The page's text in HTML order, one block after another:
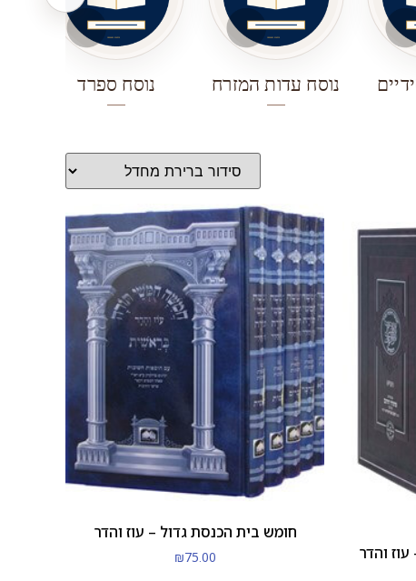
נוסח עדות המזרח נוסח ספרד
והדר
חומש בית הכנסת גדול – עוז והדר
₪75.00